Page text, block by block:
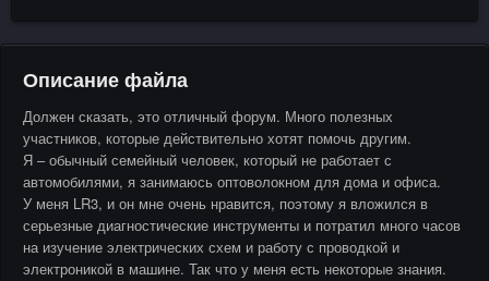
Описание файла
Должен сказать, это отличный форум. Много полезных
участников, которые действительно хотят помочь другим.
Я – обычный семейный человек, который не работает с
автомобилями, я занимаюсь оптоволокном для дома и офиса.
У меня LR3, и он мне очень нравится, поэтому я вложился в
серьезные диагностические инструменты и потратил много часов
на изучение электрических схем и работу с проводкой и
электроникой в машине. Так что у меня есть некоторые знания.